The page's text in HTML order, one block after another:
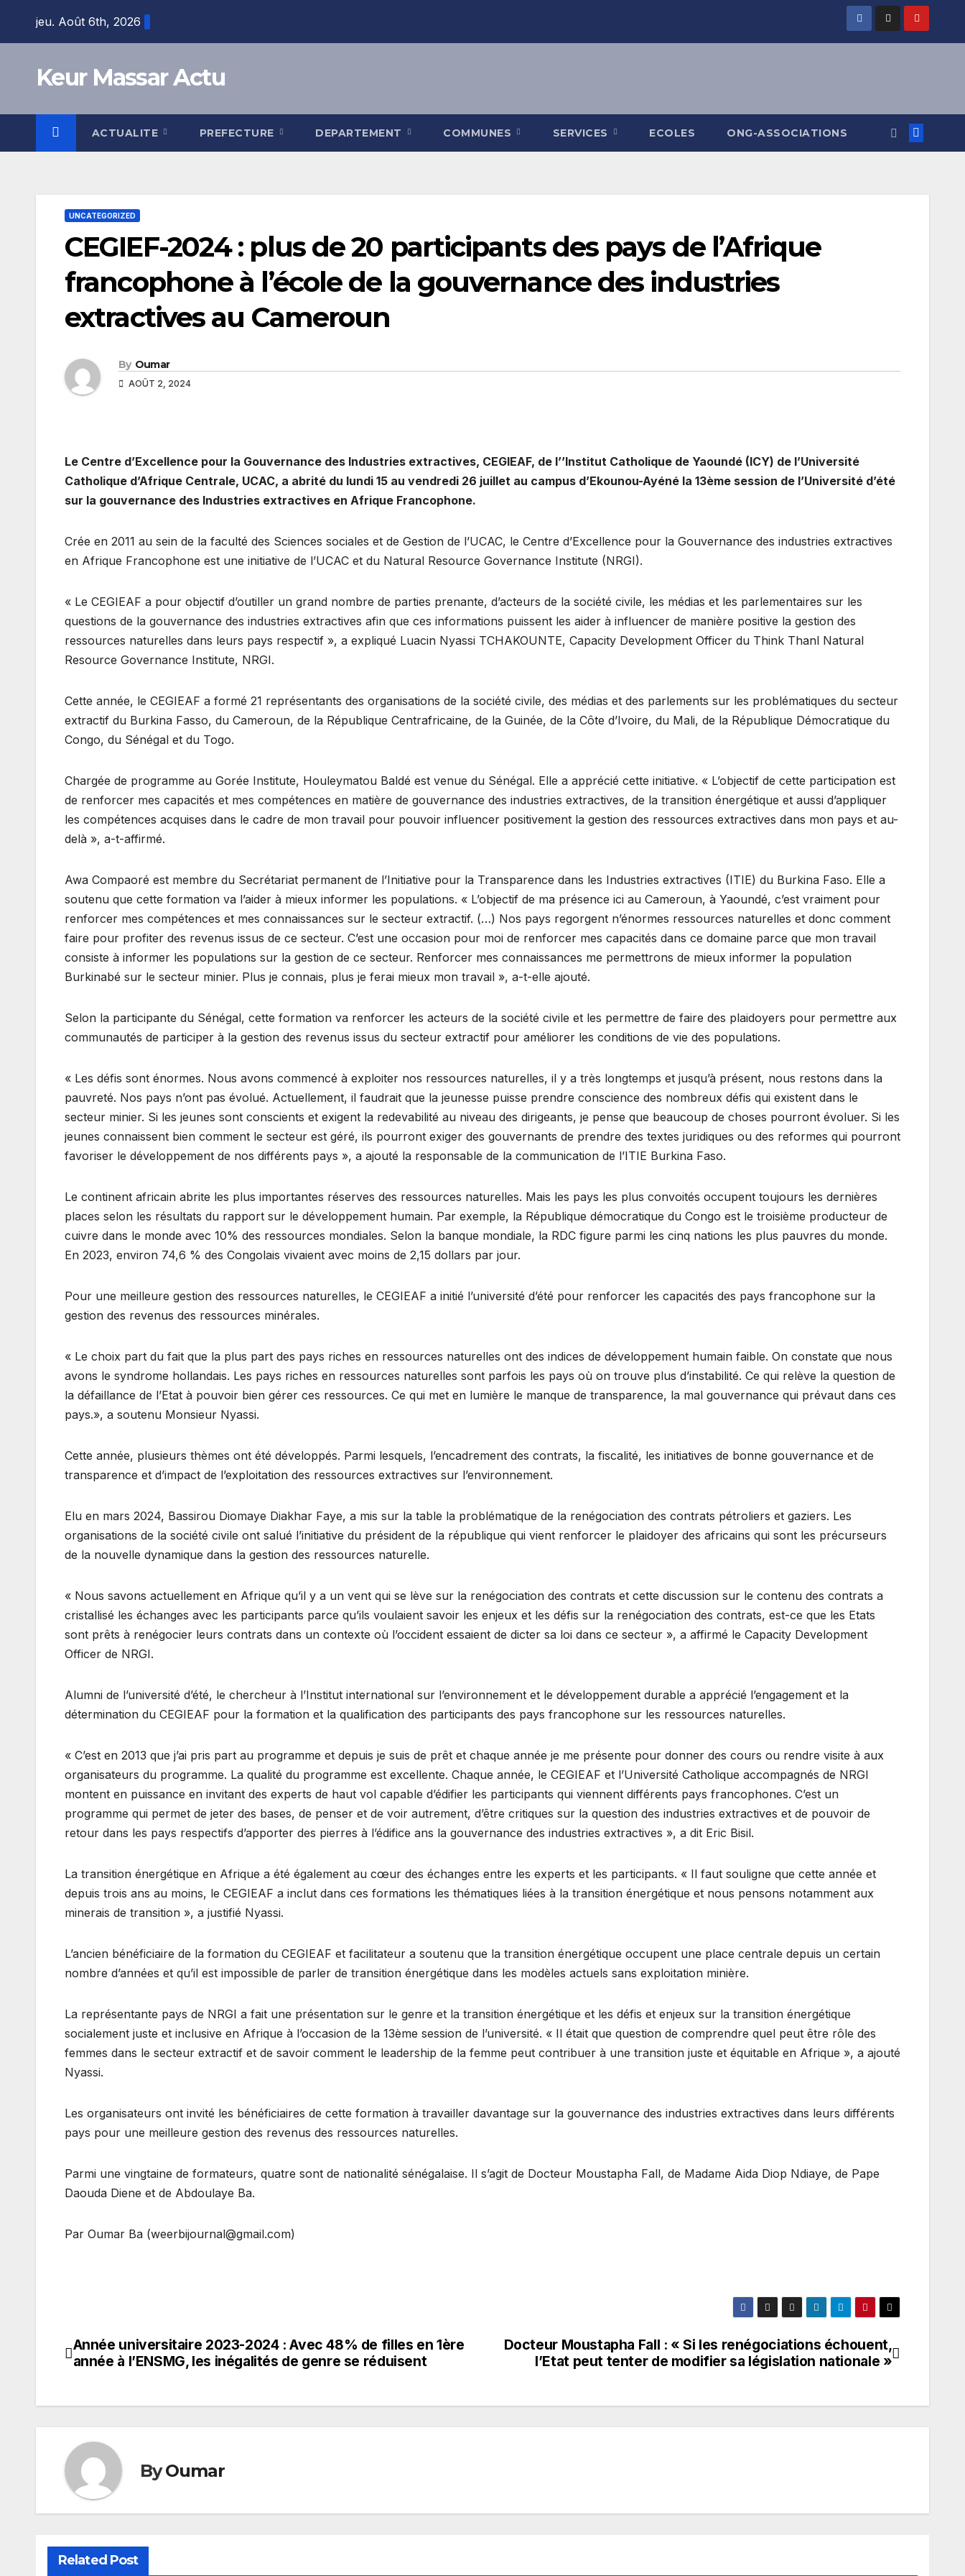
jeu. Août 6th, 2026
Keur Massar Actu
ACTUALITE PREFECTURE DEPARTEMENT COMMUNES SERVICES ECOLES ONG-ASSOCIATIONS
UNCATEGORIZED
CEGIEF-2024 : plus de 20 participants des pays de l’Afrique
francophone à l’école de la gouvernance des industries
extractives au Cameroun
By Oumar
AOÛT 2, 2024
Le Centre d’Excellence pour la Gouvernance des Industries extractives, CEGIEAF, de l’’Institut Catholique de Yaoundé (ICY) de l’Université
Catholique d’Afrique Centrale, UCAC, a abrité du lundi 15 au vendredi 26 juillet au campus d’Ekounou-Ayéné la 13ème session de l’Université d’été
sur la gouvernance des Industries extractives en Afrique Francophone.
Crée en 2011 au sein de la faculté des Sciences sociales et de Gestion de l’UCAC, le Centre d’Excellence pour la Gouvernance des industries extractives
en Afrique Francophone est une initiative de l’UCAC et du Natural Resource Governance Institute (NRGI).
« Le CEGIEAF a pour objectif d’outiller un grand nombre de parties prenante, d’acteurs de la société civile, les médias et les parlementaires sur les
questions de la gouvernance des industries extractives afin que ces informations puissent les aider à influencer de manière positive la gestion des
ressources naturelles dans leurs pays respectif », a expliqué Luacin Nyassi TCHAKOUNTE, Capacity Development Officer du Think Thanl Natural
Resource Governance Institute, NRGI.
Cette année, le CEGIEAF a formé 21 représentants des organisations de la société civile, des médias et des parlements sur les problématiques du secteur
extractif du Burkina Fasso, du Cameroun, de la République Centrafricaine, de la Guinée, de la Côte d’Ivoire, du Mali, de la République Démocratique du
Congo, du Sénégal et du Togo.
Chargée de programme au Gorée Institute, Houleymatou Baldé est venue du Sénégal. Elle a apprécié cette initiative. « L’objectif de cette participation est
de renforcer mes capacités et mes compétences en matière de gouvernance des industries extractives, de la transition énergétique et aussi d’appliquer
les compétences acquises dans le cadre de mon travail pour pouvoir influencer positivement la gestion des ressources extractives dans mon pays et au-
delà », a-t-affirmé.
Awa Compaoré est membre du Secrétariat permanent de l’Initiative pour la Transparence dans les Industries extractives (ITIE) du Burkina Faso. Elle a
soutenu que cette formation va l’aider à mieux informer les populations. « L’objectif de ma présence ici au Cameroun, à Yaoundé, c’est vraiment pour
renforcer mes compétences et mes connaissances sur le secteur extractif. (…) Nos pays regorgent n’énormes ressources naturelles et donc comment
faire pour profiter des revenus issus de ce secteur. C’est une occasion pour moi de renforcer mes capacités dans ce domaine parce que mon travail
consiste à informer les populations sur la gestion de ce secteur. Renforcer mes connaissances me permettrons de mieux informer la population
Burkinabé sur le secteur minier. Plus je connais, plus je ferai mieux mon travail », a-t-elle ajouté.
Selon la participante du Sénégal, cette formation va renforcer les acteurs de la société civile et les permettre de faire des plaidoyers pour permettre aux
communautés de participer à la gestion des revenus issus du secteur extractif pour améliorer les conditions de vie des populations.
« Les défis sont énormes. Nous avons commencé à exploiter nos ressources naturelles, il y a très longtemps et jusqu’à présent, nous restons dans la
pauvreté. Nos pays n’ont pas évolué. Actuellement, il faudrait que la jeunesse puisse prendre conscience des nombreux défis qui existent dans le
secteur minier. Si les jeunes sont conscients et exigent la redevabilité au niveau des dirigeants, je pense que beaucoup de choses pourront évoluer. Si les
jeunes connaissent bien comment le secteur est géré, ils pourront exiger des gouvernants de prendre des textes juridiques ou des reformes qui pourront
favoriser le développement de nos différents pays », a ajouté la responsable de la communication de l’ITIE Burkina Faso.
Le continent africain abrite les plus importantes réserves des ressources naturelles. Mais les pays les plus convoités occupent toujours les dernières
places selon les résultats du rapport sur le développement humain. Par exemple, la République démocratique du Congo est le troisième producteur de
cuivre dans le monde avec 10% des ressources mondiales. Selon la banque mondiale, la RDC figure parmi les cinq nations les plus pauvres du monde.
En 2023, environ 74,6 % des Congolais vivaient avec moins de 2,15 dollars par jour.
Pour une meilleure gestion des ressources naturelles, le CEGIEAF a initié l’université d’été pour renforcer les capacités des pays francophone sur la
gestion des revenus des ressources minérales.
« Le choix part du fait que la plus part des pays riches en ressources naturelles ont des indices de développement humain faible. On constate que nous
avons le syndrome hollandais. Les pays riches en ressources naturelles sont parfois les pays où on trouve plus d’instabilité. Ce qui relève la question de
la défaillance de l’Etat à pouvoir bien gérer ces ressources. Ce qui met en lumière le manque de transparence, la mal gouvernance qui prévaut dans ces
pays.», a soutenu Monsieur Nyassi.
Cette année, plusieurs thèmes ont été développés. Parmi lesquels, l’encadrement des contrats, la fiscalité, les initiatives de bonne gouvernance et de
transparence et d’impact de l’exploitation des ressources extractives sur l’environnement.
Elu en mars 2024, Bassirou Diomaye Diakhar Faye, a mis sur la table la problématique de la renégociation des contrats pétroliers et gaziers. Les
organisations de la société civile ont salué l’initiative du président de la république qui vient renforcer le plaidoyer des africains qui sont les précurseurs
de la nouvelle dynamique dans la gestion des ressources naturelle.
« Nous savons actuellement en Afrique qu’il y a un vent qui se lève sur la renégociation des contrats et cette discussion sur le contenu des contrats a
cristallisé les échanges avec les participants parce qu’ils voulaient savoir les enjeux et les défis sur la renégociation des contrats, est-ce que les Etats
sont prêts à renégocier leurs contrats dans un contexte où l’occident essaient de dicter sa loi dans ce secteur », a affirmé le Capacity Development
Officer de NRGI.
Alumni de l’université d’été, le chercheur à l’Institut international sur l’environnement et le développement durable a apprécié l’engagement et la
détermination du CEGIEAF pour la formation et la qualification des participants des pays francophone sur les ressources naturelles.
« C’est en 2013 que j’ai pris part au programme et depuis je suis de prêt et chaque année je me présente pour donner des cours ou rendre visite à aux
organisateurs du programme. La qualité du programme est excellente. Chaque année, le CEGIEAF et l’Université Catholique accompagnés de NRGI
montent en puissance en invitant des experts de haut vol capable d’édifier les participants qui viennent différents pays francophones. C’est un
programme qui permet de jeter des bases, de penser et de voir autrement, d’être critiques sur la question des industries extractives et de pouvoir de
retour dans les pays respectifs d’apporter des pierres à l’édifice ans la gouvernance des industries extractives », a dit Eric Bisil.
La transition énergétique en Afrique a été également au cœur des échanges entre les experts et les participants. « Il faut souligne que cette année et
depuis trois ans au moins, le CEGIEAF a inclut dans ces formations les thématiques liées à la transition énergétique et nous pensons notamment aux
minerais de transition », a justifié Nyassi.
L’ancien bénéficiaire de la formation du CEGIEAF et facilitateur a soutenu que la transition énergétique occupent une place centrale depuis un certain
nombre d’années et qu’il est impossible de parler de transition énergétique dans les modèles actuels sans exploitation minière.
La représentante pays de NRGI a fait une présentation sur le genre et la transition énergétique et les défis et enjeux sur la transition énergétique
socialement juste et inclusive en Afrique à l’occasion de la 13ème session de l’université. « Il était que question de comprendre quel peut être rôle des
femmes dans le secteur extractif et de savoir comment le leadership de la femme peut contribuer à une transition juste et équitable en Afrique », a ajouté
Nyassi.
Les organisateurs ont invité les bénéficiaires de cette formation à travailler davantage sur la gouvernance des industries extractives dans leurs différents
pays pour une meilleure gestion des revenus des ressources naturelles.
Parmi une vingtaine de formateurs, quatre sont de nationalité sénégalaise. Il s’agit de Docteur Moustapha Fall, de Madame Aida Diop Ndiaye, de Pape
Daouda Diene et de Abdoulaye Ba.
Par Oumar Ba (weerbijournal@gmail.com)
Navigation
l’article
Docteur Moustapha Fall : « Si les renégociations échouent,
l’Etat peut tenter de modifier sa législation nationale »
Année universitaire 2023-2024 : Avec 48% de filles en 1ère
année à l’ENSMG, les inégalités de genre se réduisent
ByOumar
Related Post